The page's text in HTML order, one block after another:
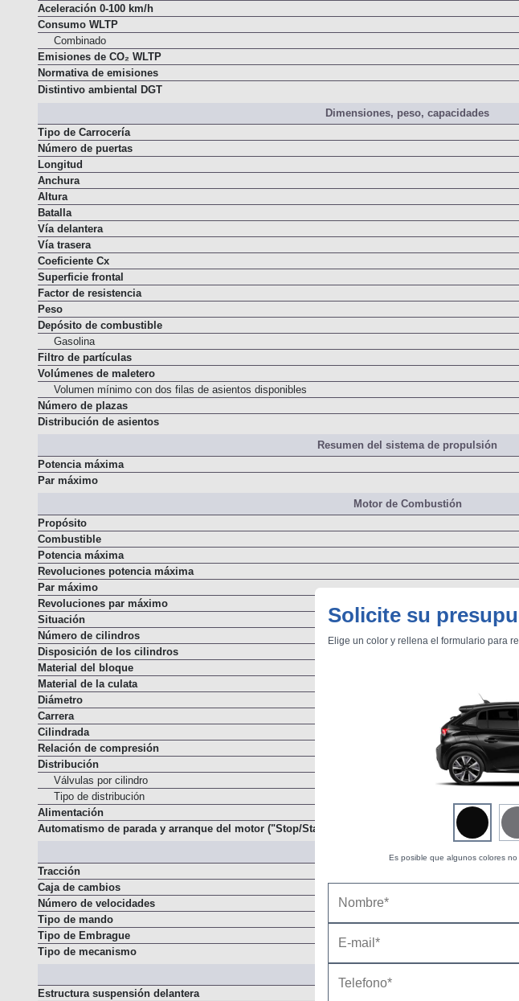
Solicite su
Elige un color y rellena el formulario para
Es posible que algunos colores
Aceleración 0-100 km/h
Consumo WLTP
Combinado
Emisiones de CO₂ WLTP
Normativa de emisiones
Distintivo ambiental DGT
Dimensiones, peso, capacidades
Tipo de Carrocería
Número de puertas
Longitud
Anchura
Altura
Batalla
Vía delantera
Vía trasera
Coeficiente Cx
Superficie frontal
Factor de resistencia
Peso
Depósito de combustible
Gasolina
Filtro de partículas
Volúmenes de maletero
Volumen mínimo con dos filas de asientos disponibles
Número de plazas
Distribución de asientos
Resumen del sistema de propulsión
Potencia máxima
Par máximo
Motor de Combustión
Propósito
Combustible
Potencia máxima
Revoluciones potencia máxima
Par máximo
Revoluciones par máximo
Situación
Número de cilindros
Disposición de los cilindros
Material del bloque
Material de la culata
Diámetro
Carrera
Cilindrada
Relación de compresión
Distribución
Válvulas por cilindro
Tipo de distribución
Alimentación
Automatismo de parada y arranque del motor ("Stop/Start")
Tracción
Caja de cambios
Número de velocidades
Tipo de mando
Tipo de Embrague
Tipo de mecanismo
Estructura suspensión delantera